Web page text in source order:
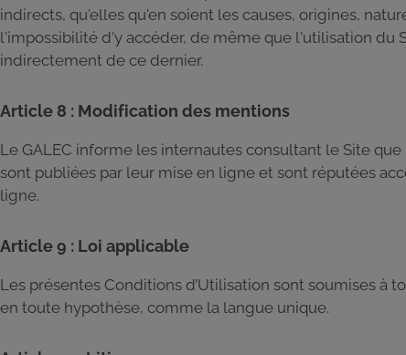
indirects, qu'elles qu'en soient les causes, origines,
l'impossibilité d'y accéder, de même que l'utilisation
indirectement de ce dernier.
Article 8 : Modification des mentions
Le GALEC informe les internautes consultant le Site
sont publiées par leur mise en ligne et sont réputées
ligne.
Article 9 : Loi applicable
Les présentes Conditions d’Utilisation sont soumises à
en toute hypothèse, comme la langue unique.